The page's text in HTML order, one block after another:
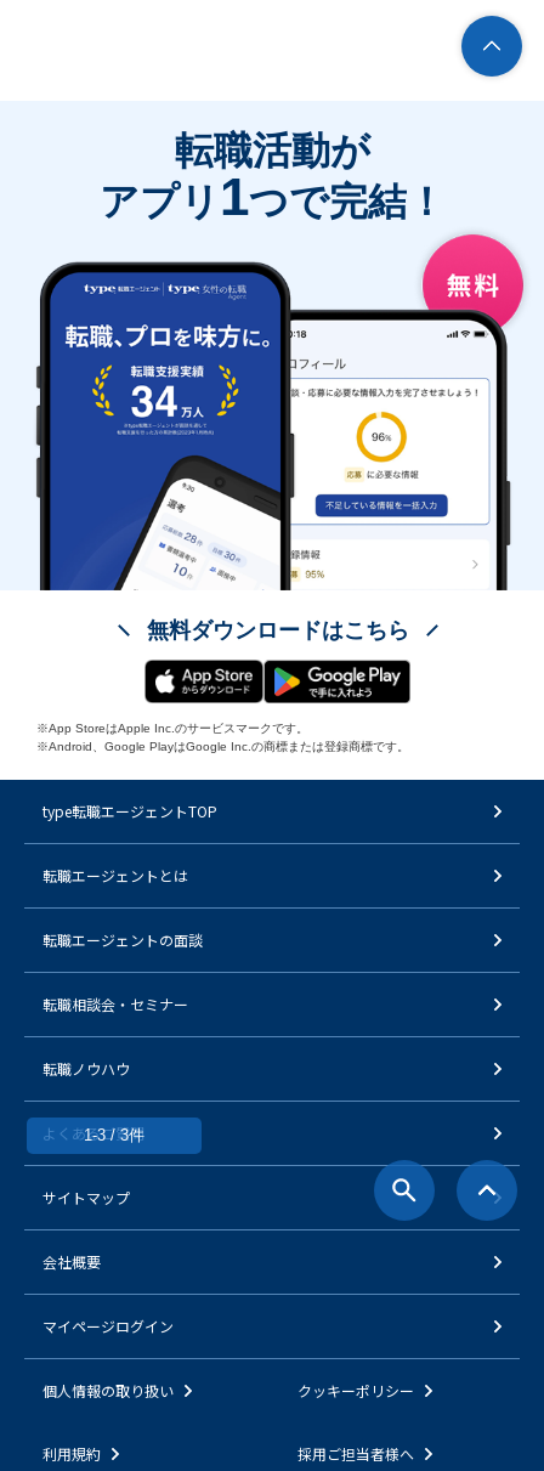
1-3 / 3件
転職活動が
アプリ 1つで完結！
無料ダウンロードはこちら
※App StoreはApple Inc.のサービスマークです。
※Android、Google PlayはGoogle Inc.の商標または登録商標です。
type転職エージェントTOP
転職エージェントとは
転職エージェントの面談
転職相談会・セミナー
転職ノウハウ
よくあるご質問
サイトマップ
会社概要
マイページログイン
個人情報の取り扱い クッキーポリシー
利用規約 採用ご担当者様へ